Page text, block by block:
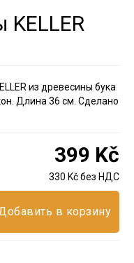
из древесины бука
Длина 36 см. Сделано
399 Kč
330 Kč без НДС
в корзину